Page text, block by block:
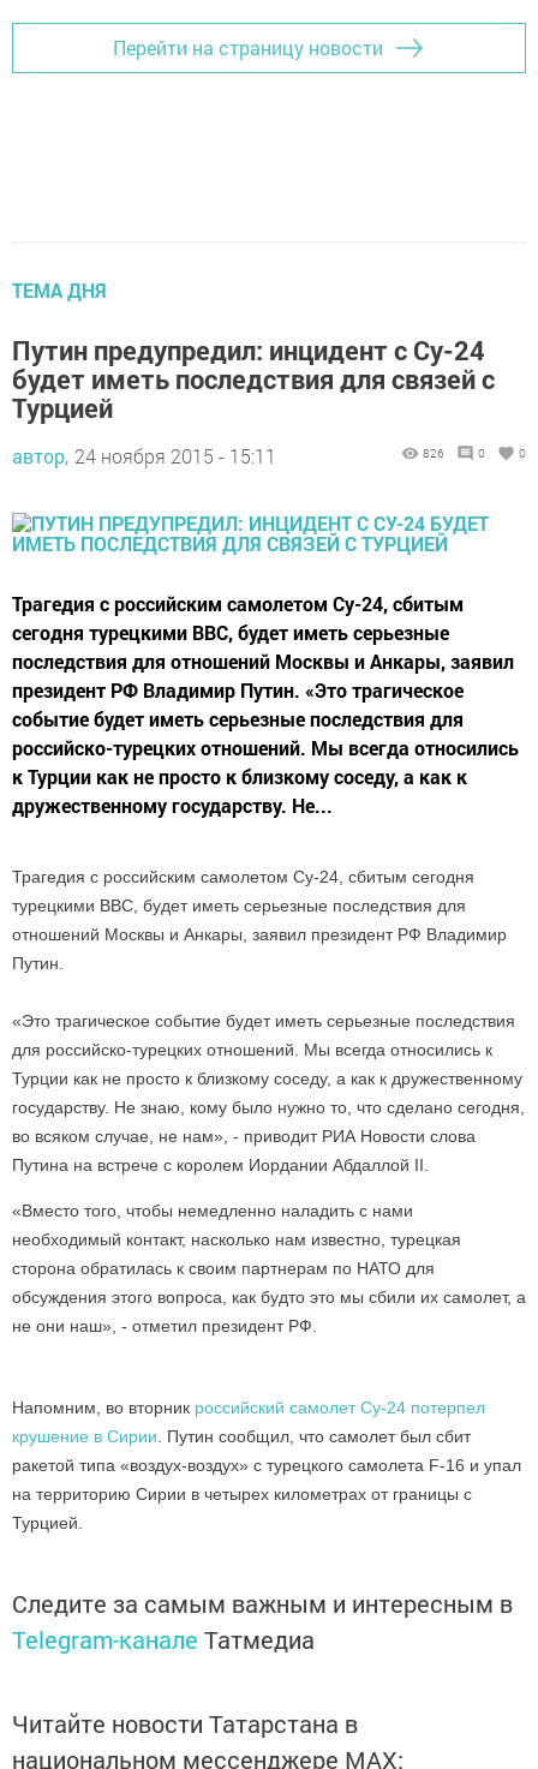
Перейти на страницу новости
ТЕМА ДНЯ
Путин предупредил: инцидент с Су-24
будет иметь последствия для связей с
Турцией
автор, 24 ноября 2015 - 15:11 826 0 0
Трагедия с российским самолетом Су-24, сбитым
сегодня турецкими ВВС, будет иметь серьезные
последствия для отношений Москвы и Анкары, заявил
президент РФ Владимир Путин. «Это трагическое
событие будет иметь серьезные последствия для
российско-турецких отношений. Мы всегда относились
к Турции как не просто к близкому соседу, а как к
дружественному государству. Не...
Трагедия с российским самолетом Су-24, сбитым сегодня
турецкими ВВС, будет иметь серьезные последствия для
отношений Москвы и Анкары, заявил президент РФ Владимир
Путин.
«Это трагическое событие будет иметь серьезные последствия
для российско-турецких отношений. Мы всегда относились к
Турции как не просто к близкому соседу, а как к дружественному
государству. Не знаю, кому было нужно то, что сделано сегодня,
во всяком случае, не нам», - приводит РИА Новости слова
Путина на встрече с королем Иордании Абдаллой II.
«Вместо того, чтобы немедленно наладить с нами
необходимый контакт, насколько нам известно, турецкая
сторона обратилась к своим партнерам по НАТО для
обсуждения этого вопроса, как будто это мы сбили их самолет, а
не они наш», - отметил президент РФ.
Напомним, во вторник российский самолет Су-24 потерпел
крушение в Сирии . Путин сообщил, что самолет был сбит
ракетой типа «воздух-воздух» с турецкого самолета F-16 и упал
на территорию Сирии в четырех километрах от границы с
Турцией.
Следите за самым важным и интересным в
Telegram-канале Татмедиа
Читайте новости Татарстана в
национальном мессенджере MАХ: